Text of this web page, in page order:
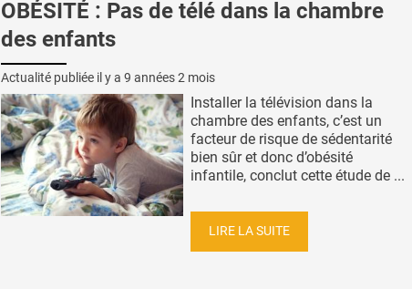
OBÉSITÉ : Pas de télé dans la chambre
des enfants
Actualité publiée il y a 9 années 2 mois
Installer la télévision dans la
chambre des enfants, c’est un
facteur de risque de sédentarité
bien sûr et donc d’obésité
infantile, conclut cette étude de ...
LIRE LA SUITE